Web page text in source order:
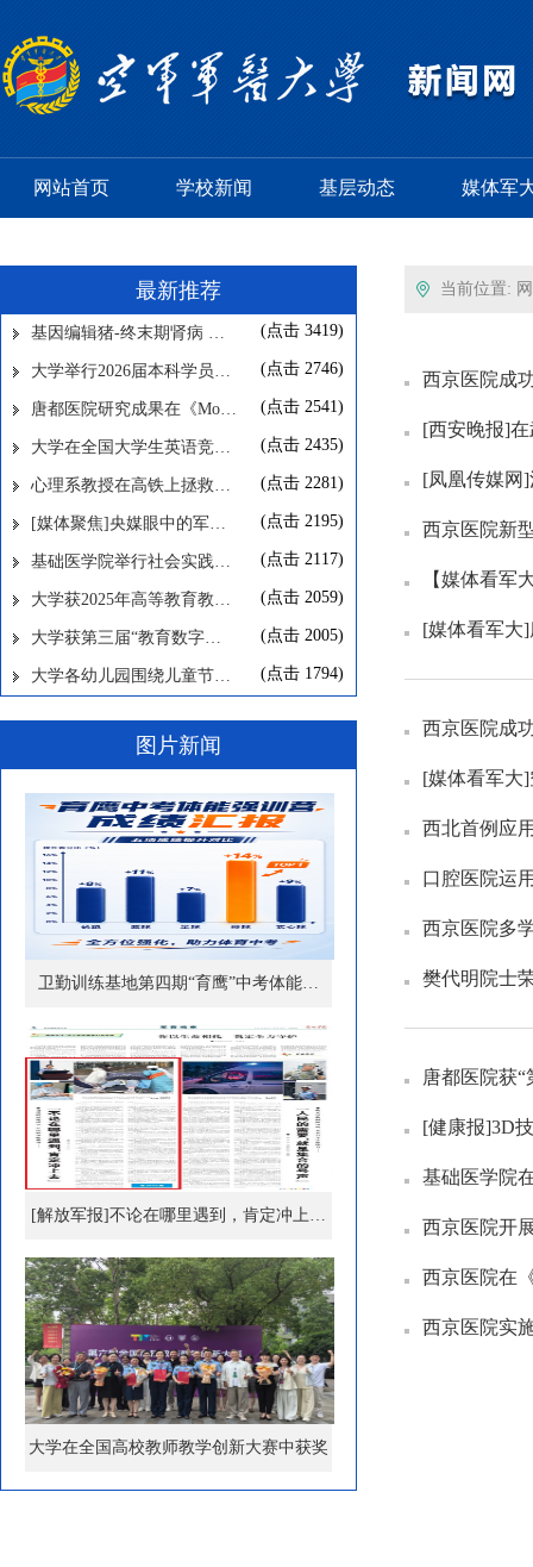
网站首页 学校新闻 基层动态 媒体军
最新推荐
基因编辑猪-终末期肾病 … (点击 3419)
大学举行2026届本科学员… (点击 2746)
唐都医院研究成果在《Mo… (点击 2541)
大学在全国大学生英语竞… (点击 2435)
心理系教授在高铁上拯救… (点击 2281)
[媒体聚焦]央媒眼中的军… (点击 2195)
基础医学院举行社会实践… (点击 2117)
大学获2025年高等教育教… (点击 2059)
大学获第三届“教育数字… (点击 2005)
大学各幼儿园围绕儿童节… (点击 1794)
图片新闻
卫勤训练基地第四期“育鹰”中考体能…
[解放军报]不论在哪里遇到，肯定冲上…
大学在全国高校教师教学创新大赛中获奖
当前位置:
西京医院成
[西安晚报]
[凤凰传媒网
西京医院新
【媒体看军
[媒体看军大
西京医院成
[媒体看军大
西北首例应
口腔医院运
西京医院多
樊代明院士
唐都医院获
[健康报]3D
基础医学院
西京医院开
西京医院在
西京医院实